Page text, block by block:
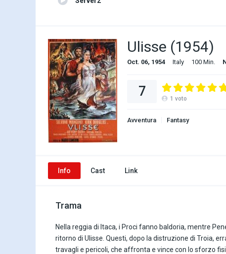
Ulisse (1954)
Oct. 06, 1954 Italy 100 Min.
7 1 voto
Avventura Fantasy
Info Cast Link
Trama
Nella reggia di Itaca, i Proci fanno baldoria, mentre
ritorno di Ulisse. Questi, dopo la distruzione di Troia,
travagli e pericoli, che affronta e vince con lo sforzo